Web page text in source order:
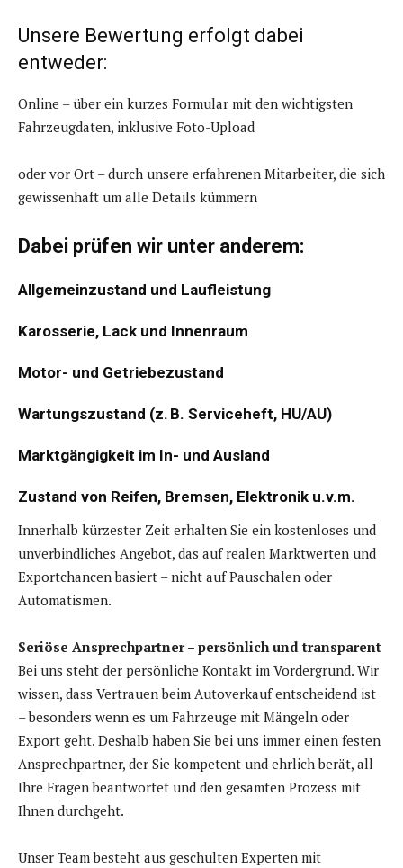
Unsere Bewertung erfolgt dabei
entweder:
Online – über ein kurzes Formular mit den wichtigsten
Fahrzeugdaten, inklusive Foto-Upload
oder vor Ort – durch unsere erfahrenen Mitarbeiter, die sich
gewissenhaft um alle Details kümmern
Dabei prüfen wir unter anderem:
Allgemeinzustand und Laufleistung
Karosserie, Lack und Innenraum
Motor- und Getriebezustand
Wartungszustand (z. B. Serviceheft, HU/AU)
Marktgängigkeit im In- und Ausland
Zustand von Reifen, Bremsen, Elektronik u.v.m.
Innerhalb kürzester Zeit erhalten Sie ein kostenloses und
unverbindliches Angebot, das auf realen Marktwerten und
Exportchancen basiert – nicht auf Pauschalen oder
Automatismen.
Seriöse Ansprechpartner – persönlich und transparent
Bei uns steht der persönliche Kontakt im Vordergrund. Wir
wissen, dass Vertrauen beim Autoverkauf entscheidend ist
– besonders wenn es um Fahrzeuge mit Mängeln oder
Export geht. Deshalb haben Sie bei uns immer einen festen
Ansprechpartner, der Sie kompetent und ehrlich berät, all
Ihre Fragen beantwortet und den gesamten Prozess mit
Ihnen durchgeht.
Unser Team besteht aus geschulten Experten mit